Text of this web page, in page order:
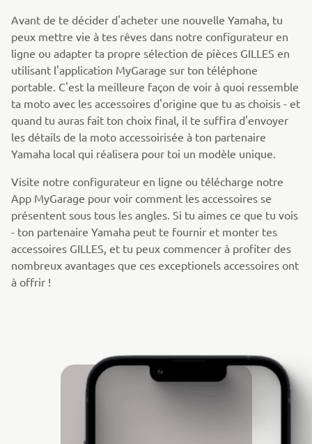
Avant de te décider d'acheter une nouvelle Yamaha, tu
peux mettre vie à tes rêves dans notre configurateur en
ligne ou adapter ta propre sélection de pièces GILLES en
utilisant l'application MyGarage sur ton téléphone
portable. C'est la meilleure façon de voir à quoi ressemble
ta moto avec les accessoires d'origine que tu as choisis - et
quand tu auras fait ton choix final, il te suffira d'envoyer
les détails de la moto accessoirisée à ton partenaire
Yamaha local qui réalisera pour toi un modèle unique.
Visite notre configurateur en ligne ou télécharge notre
App MyGarage pour voir comment les accessoires se
présentent sous tous les angles. Si tu aimes ce que tu vois
- ton partenaire Yamaha peut te fournir et monter tes
accessoires GILLES, et tu peux commencer à profiter des
nombreux avantages que ces exceptionels accessoires ont
à offrir !